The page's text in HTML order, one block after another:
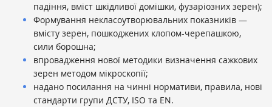
падіння, вміст шкідливої домішки, фузаріозних зерен);
Формування некласоутворювальних показників —
вмісту зерен, пошкоджених клопом-черепашкою,
сили борошна;
впровадження нової методики визначення сажкових
зерен методом мікроскопії;
надано посилання на чинні нормативи, правила, нові
стандарти групи ДСТУ, ISO та ЕN.